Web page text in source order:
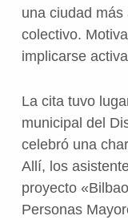
una ciudad
colectivo.
implicarse
La cita tuvo
municipal del
celebró una
Allí, los
proyecto
Personas